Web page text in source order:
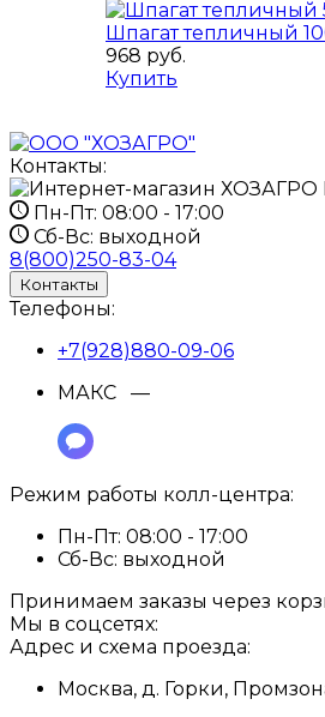
Шпагат тепличный
968 руб.
Купить
Контакты:
Пн-Пт: 08:00 - 17:00
Сб-Вс: выходной
8(800)250-83-04
Контакты
Телефоны:
+7(928)880-09-06
МАКС —
Режим работы колл-центра:
Пн-Пт: 08:00 - 17:00
Сб-Вс: выходной
Принимаем заказы через
Мы в соцсетях:
Адрес и схема проезда:
Москва, д. Горки,